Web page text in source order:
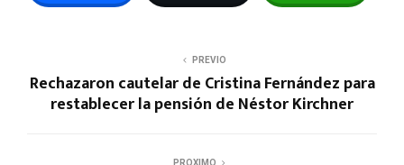
PREVIO
Rechazaron cautelar de Cristina Fernández para
restablecer la pensión de Néstor Kirchner
PROXIMO